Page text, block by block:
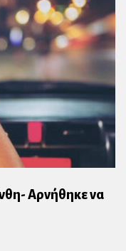
Αρνήθηκε να